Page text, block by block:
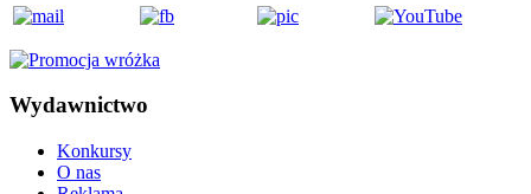
Wydawnictwo
Konkursy
O nas